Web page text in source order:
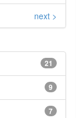
next >
21
9
7